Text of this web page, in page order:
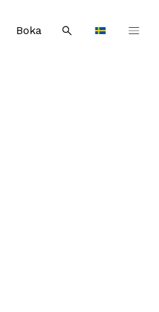
Languages
Boka Sök